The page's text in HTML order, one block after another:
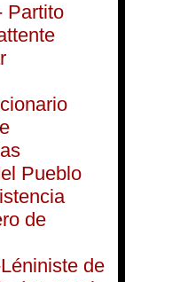
Partito
Pueblo
de
de